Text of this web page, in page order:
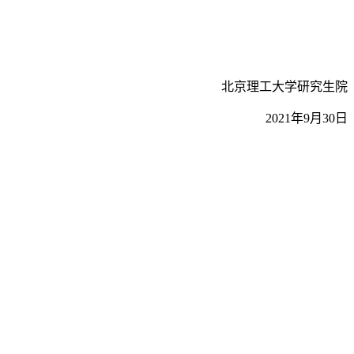
北京理工大学研究生院
2021年9月30日